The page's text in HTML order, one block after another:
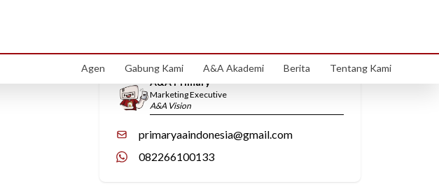
Agen Gabung Kami A&A Akademi Berita Tentang Kami
Hubungi Kami
A&A Primary
Marketing Executive
A&A Vision
primaryaaindonesia@gmail.com
082266100133